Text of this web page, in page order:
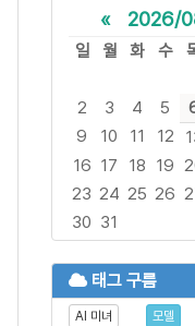
« 2026/
일 월 화 수
2
3 4 5
9
10 11 12
16 17 18 19
23 24 25 26
30 31
태그 구름
AI 미녀 모델